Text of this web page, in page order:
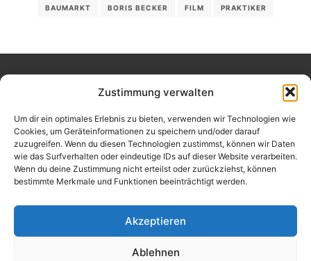
Zustimmung verwalten
Um dir ein optimales Erlebnis zu bieten, verwenden wir Technologien wie
Cookies, um Geräteinformationen zu speichern und/oder darauf
zuzugreifen. Wenn du diesen Technologien zustimmst, können wir Daten
wie das Surfverhalten oder eindeutige IDs auf dieser Website verarbeiten.
Wenn du deine Zustimmung nicht erteilst oder zurückziehst, können
bestimmte Merkmale und Funktionen beeinträchtigt werden.
Akzeptieren
Ablehnen
BAUMARKT BORIS BECKER FILM PRAKTIKER
SEITEN
Cookie-Richtlinie (EU)
IMPRESSUM
KONTAKT